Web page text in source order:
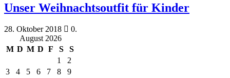
Unser Weihnachtsoutfit für Kinder
28. Oktober 2018
0.
August 2026
M D M D F S
S
1
2
3
4 5 6 7 8
9